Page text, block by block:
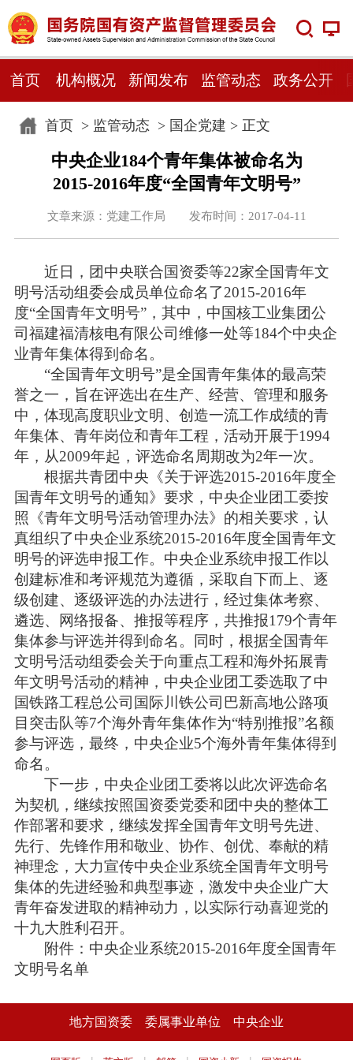
首页 机构概况 新闻发布 监管动态 政务公开
首页> 监管动态 > 国企党建 > 正文
中央企业184个青年集体被命名为
2015-2016年度“全国青年文明号”
文章来源：党建工作局 发布时间：2017-04-11
近日，团中央联合国资委等22家全国青年文
明号活动组委会成员单位命名了2015-2016年
度“全国青年文明号”，其中，中国核工业集团公
司福建福清核电有限公司维修一处等184个中央企
业青年集体得到命名。
“全国青年文明号”是全国青年集体的最高荣
誉之一，旨在评选出在生产、经营、管理和服务
中，体现高度职业文明、创造一流工作成绩的青
年集体、青年岗位和青年工程，活动开展于1994
年，从2009年起，评选命名周期改为2年一次。
根据共青团中央《关于评选2015-2016年度全
国青年文明号的通知》要求，中央企业团工委按
照《青年文明号活动管理办法》的相关要求，认
真组织了中央企业系统2015-2016年度全国青年文
明号的评选申报工作。中央企业系统申报工作以
创建标准和考评规范为遵循，采取自下而上、逐
级创建、逐级评选的办法进行，经过集体考察、
遴选、网络报备、推报等程序，共推报179个青年
集体参与评选并得到命名。同时，根据全国青年
文明号活动组委会关于向重点工程和海外拓展青
年文明号活动的精神，中央企业团工委选取了中
国铁路工程总公司国际川铁公司巴新高地公路项
目突击队等7个海外青年集体作为“特别推报”名额
参与评选，最终，中央企业5个海外青年集体得到
命名。
下一步，中央企业团工委将以此次评选命名
为契机，继续按照国资委党委和团中央的整体工
作部署和要求，继续发挥全国青年文明号先进、
先行、先锋作用和敬业、协作、创优、奉献的精
神理念，大力宣传中央企业系统全国青年文明号
集体的先进经验和典型事迹，激发中央企业广大
青年奋发进取的精神动力，以实际行动喜迎党的
十九大胜利召开。
附件： 中央企业系统2015-2016年度全国青年
文明号名单
地方国资委 委属事业单位 中央企业